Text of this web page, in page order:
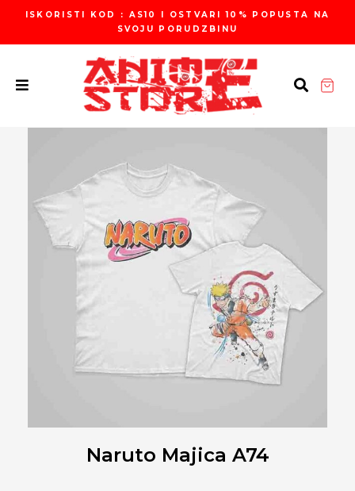
садржај
ISKORISTI KOD : AS10 I OSTVARI 10% POPUSTA NA
SVOJU PORUDZBINU
Naruto Majica A74